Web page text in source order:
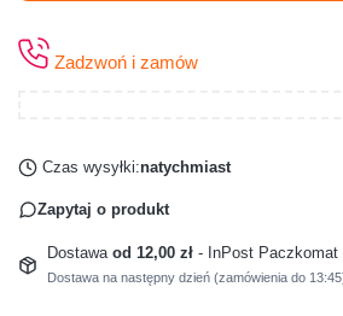
Zadzwoń i zamów
Czas wysyłki:natychmiast
Zapytaj o produkt
Dostawa od 12,00 zł - InPost Paczkomat
Dostawa na następny dzień (zamówienia do